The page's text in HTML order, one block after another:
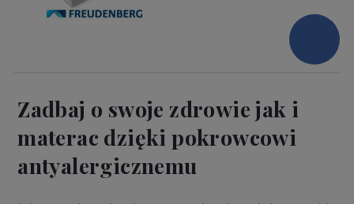
Zadbaj o swoje zdrowie jak i
materac dzięki pokrowcowi
antyalergicznemu